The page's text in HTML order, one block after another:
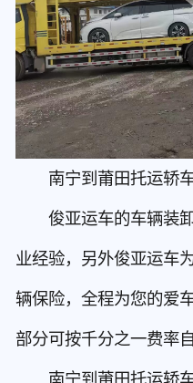
南宁到莆田托运轿车
俊亚运车的车辆装卸
业经验，另外俊亚运车
辆保险，全程为您的爱
部分可按千分之一费率